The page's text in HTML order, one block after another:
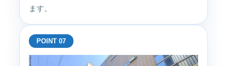
ます。
POINT 07